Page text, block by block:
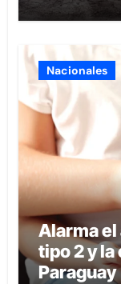
Nacionales
Alarma
tipo 2 y
Paraguay